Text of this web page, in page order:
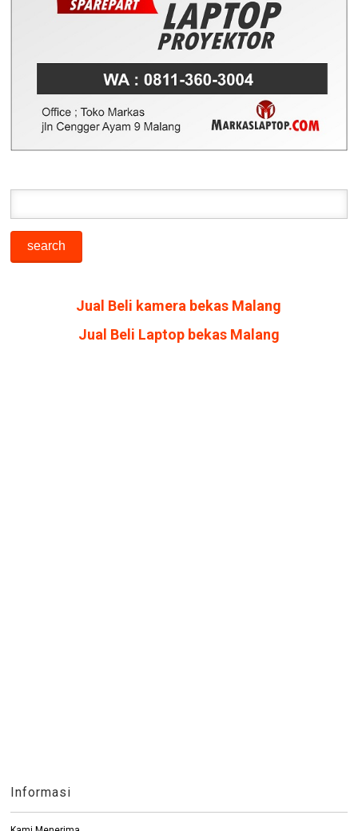
Jual Beli kamera bekas Malang
Jual Beli Laptop bekas Malang
Informasi